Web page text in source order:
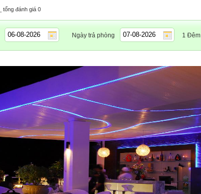
_ tổng đánh giá 0
Ngày trả phòng 1 Đêm